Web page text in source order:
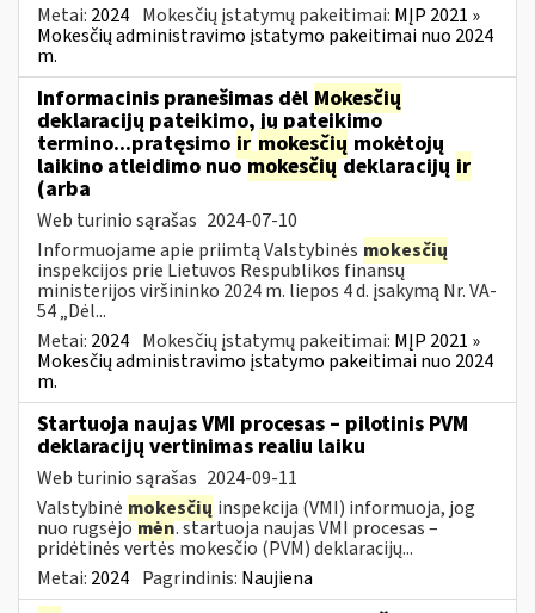
Metai: 2024 Mokesčių įstatymų pakeitimai: MĮP 2021 »
Mokesčių administravimo įstatymo pakeitimai nuo 2024
m.
Informacinis pranešimas dėl Mokesčių
deklaracijų pateikimo, jų pateikimo
termino...pratęsimo ir mokesčių mokėtojų
laikino atleidimo nuomokesčiųdeklaracijų ir
(arba
Web turinio sąrašas 2024-07-10
Informuojame apie priimtą Valstybinės mokesčių
inspekcijos prie Lietuvos Respublikos finansų
ministerijos viršininko 2024 m. liepos 4 d. įsakymą Nr. VA-
54 „Dėl...
Metai: 2024 Mokesčių įstatymų pakeitimai: MĮP 2021 »
Mokesčių administravimo įstatymo pakeitimai nuo 2024
m.
Startuoja naujas VMI procesas – pilotinis PVM
deklaracijų vertinimas realiu laiku
Web turinio sąrašas 2024-09-11
Valstybinė mokesčių inspekcija (VMI) informuoja, jog
nuo rugsėjomėn. startuoja naujas VMI procesas –
pridėtinės vertės mokesčio (PVM) deklaracijų...
Metai: 2024 Pagrindinis: Naujiena